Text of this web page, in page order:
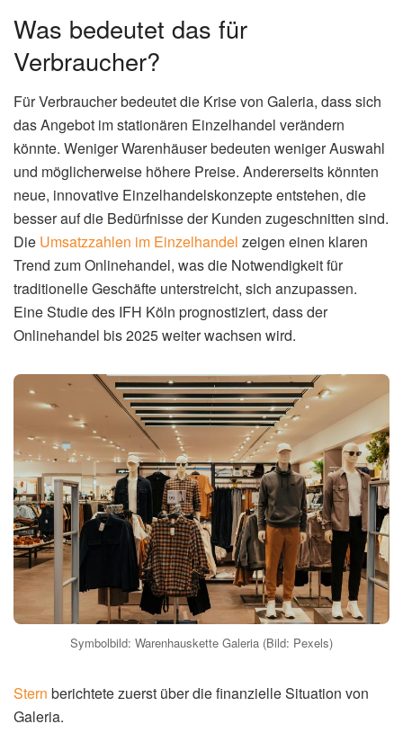
Was bedeutet das für
Verbraucher?
Für Verbraucher bedeutet die Krise von Galeria, dass sich
das Angebot im stationären Einzelhandel verändern
könnte. Weniger Warenhäuser bedeuten weniger Auswahl
und möglicherweise höhere Preise. Andererseits könnten
neue, innovative Einzelhandelskonzepte entstehen, die
besser auf die Bedürfnisse der Kunden zugeschnitten sind.
Die Umsatzzahlen im Einzelhandel zeigen einen klaren
Trend zum Onlinehandel, was die Notwendigkeit für
traditionelle Geschäfte unterstreicht, sich anzupassen.
Eine Studie des IFH Köln prognostiziert, dass der
Onlinehandel bis 2025 weiter wachsen wird.
Symbolbild: Warenhauskette Galeria (Bild: Pexels)
Stern berichtete zuerst über die finanzielle Situation von
Galeria.